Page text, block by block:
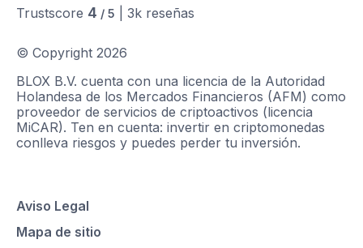
Trustscore 4 / 5 3k reseñas
© Copyright 2026
BLOX B.V. cuenta con una licencia de la Autoridad
Holandesa de los Mercados Financieros (AFM) como
proveedor de servicios de criptoactivos (licencia
MiCAR). Ten en cuenta: invertir en criptomonedas
conlleva riesgos y puedes perder tu inversión.
Aviso Legal
Mapa de sitio